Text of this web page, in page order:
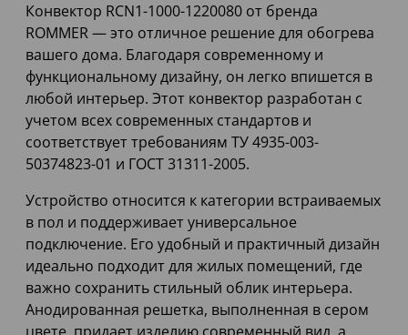
Конвектор RCN1-1000-1220080 от бренда
ROMMER — это отличное решение для обогрева
вашего дома. Благодаря современному и
функциональному дизайну, он легко впишется в
любой интерьер. Этот конвектор разработан с
учетом всех современных стандартов и
соответствует требованиям ТУ 4935-003-
50374823-01 и ГОСТ 31311-2005.
Устройство относится к категории встраиваемых
в пол и поддерживает универсальное
подключение. Его удобный и практичный дизайн
идеально подходит для жилых помещений, где
важно сохранить стильный облик интерьера.
Анодированная решетка, выполненная в сером